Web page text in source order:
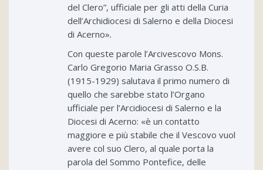
del Clero”, ufficiale per gli atti della Curia
dell’Archidiocesi di Salerno e della Diocesi
di Acerno».
Con queste parole l’Arcivescovo Mons.
Carlo Gregorio Maria Grasso O.S.B.
(1915-1929) salutava il primo numero di
quello che sarebbe stato l’Organo
ufficiale per l’Arcidiocesi di Salerno e la
Diocesi di Acerno: «è un contatto
maggiore e più stabile che il Vescovo vuol
avere col suo Clero, al quale porta la
parola del Sommo Pontefice, delle